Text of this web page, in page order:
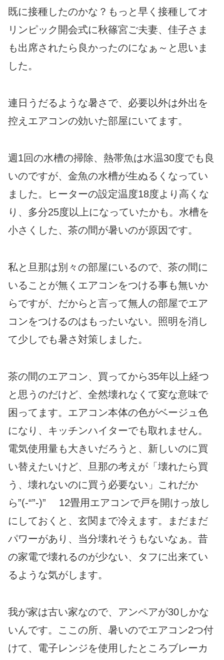
既に接種したのかな？もっと早く接種してオ
リンピック開会式に秋篠宮ご夫妻、佳子さま
も出席されたら良かったのになぁ～と思いま
した。
連日うだるような暑さで、必要以外は外出を
控えエアコンの効いた部屋にいてます。
週1回の水槽の掃除、熱帯魚は水温30度でも良
いのですが、金魚の水槽が生ぬるくなってい
ました。ヒーターの設定温度18度より高くな
り、多分25度以上になっていたかも。水槽を
小さくした、茶の間が暑いのが原因です。
私と旦那は別々の部屋にいるので、茶の間に
いることが無くエアコンをつける事も無いか
らですが、だからと言って無人の部屋でエア
コンをつけるのはもったいない。照明を消し
て少しでも暑さ対策しました。
茶の間のエアコン、買ってから35年以上経つ
と思うのだけど、全然壊れなくて変な意味で
困ってます。エアコン本体の色がベージュ色
になり、キッチンハイターでも取れません。
電気使用量も大きいだろうと、新しいのに買
い替えたいけど、旦那の考えが「壊れたら買
う、壊れないのに買う必要ない」これだか
ら”(-“”-)” 12畳用エアコンで戸を開けっ放し
にしておくと、玄関まで冷えます。まだまだ
パワーがあり、当分壊れそうもないなぁ。昔
の家電で壊れるのが少ない、タフに出来てい
るような気がします。
我が家は古い家なので、アンペアが30しかな
いんです。ここの所、暑いのでエアコン2つ付
けて、電子レンジを使用したところブレーカ